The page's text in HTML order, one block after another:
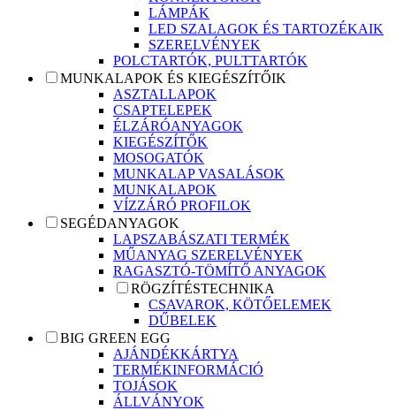
LÁMPÁK
LED SZALAGOK ÉS TARTOZÉKAIK
SZERELVÉNYEK
POLCTARTÓK, PULTTARTÓK
MUNKALAPOK ÉS KIEGÉSZÍTŐIK
ASZTALLAPOK
CSAPTELEPEK
ÉLZÁRÓANYAGOK
KIEGÉSZÍTŐK
MOSOGATÓK
MUNKALAP VASALÁSOK
MUNKALAPOK
VÍZZÁRÓ PROFILOK
SEGÉDANYAGOK
LAPSZABÁSZATI TERMÉK
MŰANYAG SZERELVÉNYEK
RAGASZTÓ-TÖMÍTŐ ANYAGOK
RÖGZÍTÉSTECHNIKA
CSAVAROK, KÖTŐELEMEK
DŰBELEK
BIG GREEN EGG
AJÁNDÉKKÁRTYA
TERMÉKINFORMÁCIÓ
TOJÁSOK
ÁLLVÁNYOK